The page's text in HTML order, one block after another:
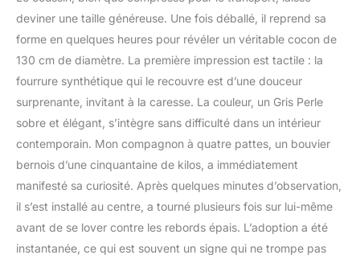
déhoussable et lavable
aussi facile que possible.
La housse de ce panier
chien est complètement
amovible et lavable en
machine, ce qui permet
tout moment. ☑️ ADAPTE
AU BESOINS L'ANIMAL:
Ce coussin chien Dodo
Donut est conçu pour
répondre aux besoins de
votre chien ou chat en
matière de confort, de
deviner une taille généreuse. Une fois déballé, il reprend sa
forme en quelques heures pour révéler un véritable cocon de
130 cm de diamètre. La première impression est tactile : la
fourrure synthétique qui le recouvre est d’une douceur
surprenante, invitant à la caresse. La couleur, un Gris Perle
sobre et élégant, s’intègre sans difficulté dans un intérieur
contemporain. Mon compagnon à quatre pattes, un bouvier
bernois d’une cinquantaine de kilos, a immédiatement
manifesté sa curiosité. Après quelques minutes d’observation,
il s’est installé au centre, a tourné plusieurs fois sur lui-même
avant de se lover contre les rebords épais. L’adoption a été
instantanée, ce qui est souvent un signe qui ne trompe pas